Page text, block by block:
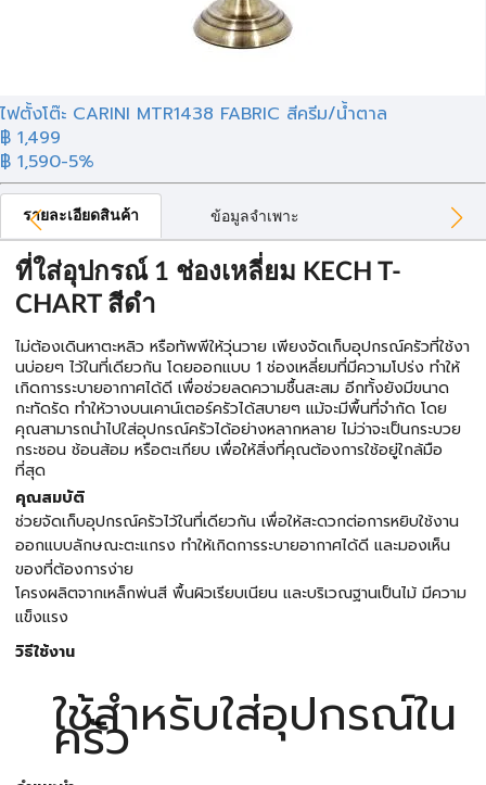
ไฟตั้งโต๊ะ CARINI MTR1438 FABRIC สีครีม/น้ำตาล
฿ 1,499
฿ 1,590-5%
รายละเอียดสินค้า ข้อมูลจำเพาะ
ที่ใส่อุปกรณ์ 1 ช่องเหลี่ยม KECH T-
CHART สีดำ
ไม่ต้องเดินหาตะหลิว หรือทัพพีให้วุ่นวาย เพียงจัดเก็บอุปกรณ์ครัวที่ใช้งา
นบ่อยๆ ไว้ในที่เดียวกัน โดยออกแบบ 1 ช่องเหลี่ยมที่มีความโปร่ง ทำให้
เกิดการระบายอากาศได้ดี เพื่อช่วยลดความชื้นสะสม อีกทั้งยังมีขนาด
กะทัดรัด ทำให้วางบนเคาน์เตอร์ครัวได้สบายๆ แม้จะมีพื้นที่จำกัด โดย
คุณสามารถนำไปใส่อุปกรณ์ครัวได้อย่างหลากหลาย ไม่ว่าจะเป็นกระบวย
กระชอน ช้อนส้อม หรือตะเกียบ เพื่อให้สิ่งที่คุณต้องการใช้อยู่ใกล้มือ
ที่สุด
คุณสมบัติ
ช่วยจัดเก็บอุปกรณ์ครัวไว้ในที่เดียวกัน เพื่อให้สะดวกต่อการหยิบใช้งาน
ออกแบบลักษณะตะแกรง ทำให้เกิดการระบายอากาศได้ดี และมองเห็น
ของที่ต้องการง่าย
โครงผลิตจากเหล็กพ่นสี พื้นผิวเรียบเนียน และบริเวณฐานเป็นไม้ มีความ
แข็งแรง
วิธีใช้งาน
ใช้สำหรับใส่อุปกรณ์ใน
ครัว